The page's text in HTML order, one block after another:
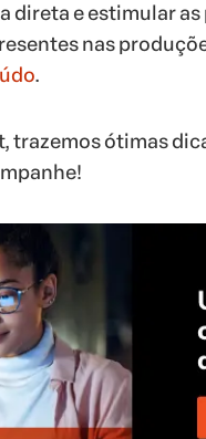
direta e estimular as
nas
.
trazemos ótimas